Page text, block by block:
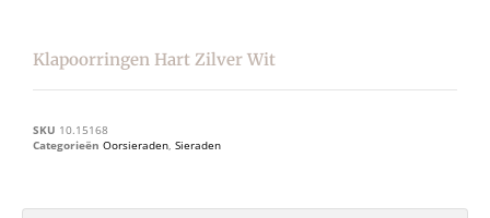
Klapoorringen Hart Zilver Wit
SKU 10.15168
Categorieën Oorsieraden, Sieraden